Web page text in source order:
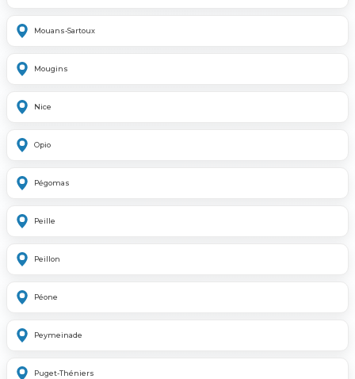
Mouans-Sartoux
Mougins
Nice
Opio
Pégomas
Peille
Peillon
Péone
Peymeinade
Puget-Théniers